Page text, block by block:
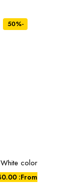
-50%
هناك
العديد
color
From: